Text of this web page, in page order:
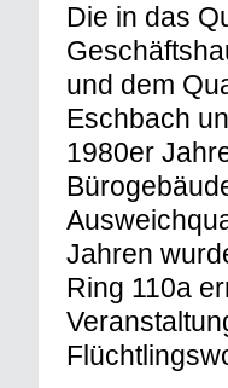
Die in das
und dem
Eschbach
1980er
Jahren
Ring 110a